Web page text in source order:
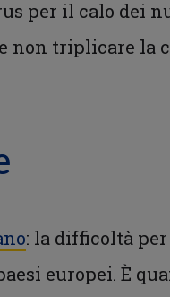
per il calo dei
non triplicare la
: la difficoltà
europei. È